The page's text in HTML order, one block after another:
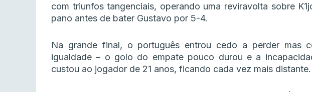
com triunfos tangenciais, operando uma reviravolta sobre
pano antes de bater Gustavo por 5-4.
Na grande final, o português entrou cedo a perder mas
igualdade – o golo do empate pouco durou e a
custou ao jogador de 21 anos, ficando cada vez mais distante.